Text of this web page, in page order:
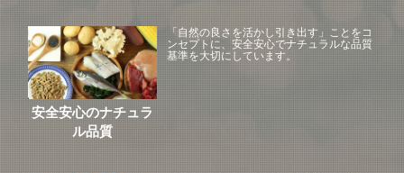
安全安心のナチュラ
ル品質
「自然の良さを活かし引き出す」ことをコ
ンセプトに、安全安心でナチュラルな品質
基準を大切にしています。